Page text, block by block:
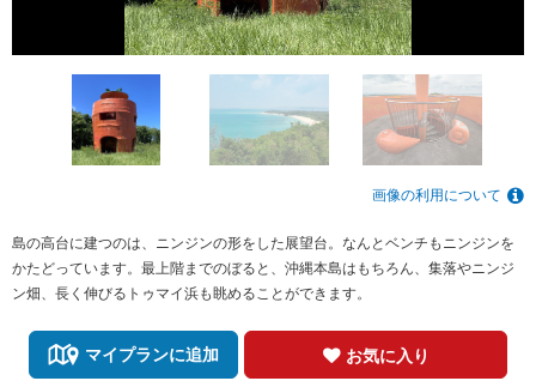
画像の利用について
島の高台に建つのは、ニンジンの形をした展望台。なんとベンチもニンジンを
かたどっています。最上階までのぼると、沖縄本島はもちろん、集落やニンジ
ン畑、長く伸びるトゥマイ浜も眺めることができます。
マイプランに追加 お気に入り